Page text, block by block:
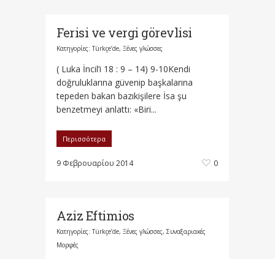
Ferisi ve vergi görevlisi
Κατηγορίες:Türkçe’de, Ξένες γλώσσες
( Luka İncil’i 18 : 9 – 14) 9-10Kendi
doğruluklarına güvenip başkalarına
tepeden bakan bazıkişilere İsa şu
benzetmeyi anlattı: «Biri...
Περισσότερα
9 Φεβρουαρίου 2014 0
Aziz Eftimios
Κατηγορίες:Türkçe’de, Ξένες γλώσσες, Συναξαριακές
Μορφές